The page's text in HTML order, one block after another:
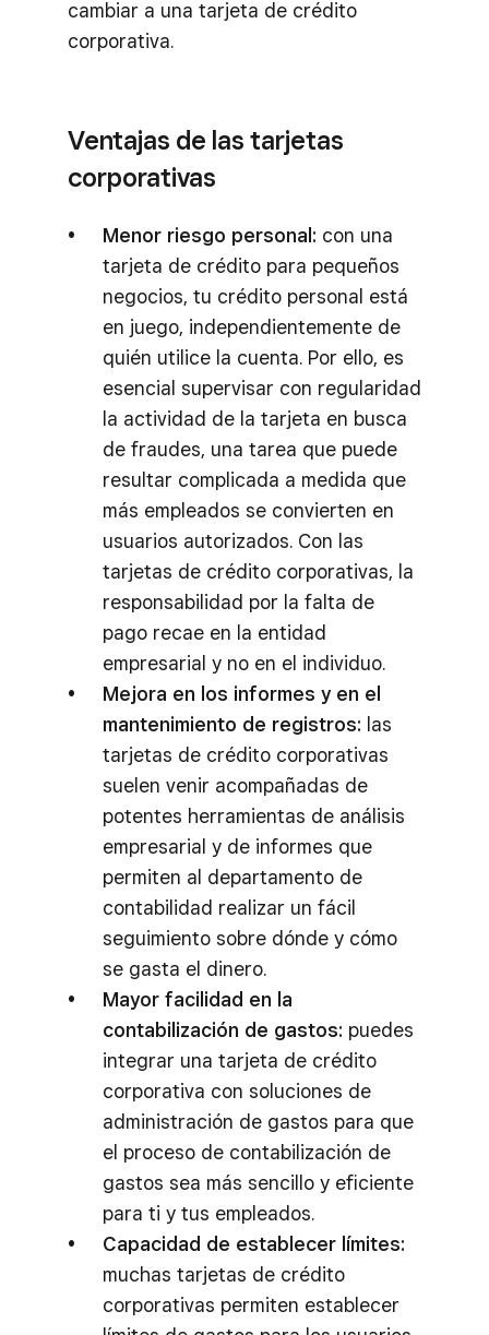
cambiar a una tarjeta de crédito
corporativa.
Ventajas de las tarjetas
corporativas
Menor riesgo personal: con una
tarjeta de crédito para pequeños
negocios, tu crédito personal está
en juego, independientemente de
quién utilice la cuenta. Por ello, es
esencial supervisar con regularidad
la actividad de la tarjeta en busca
de fraudes, una tarea que puede
resultar complicada a medida que
más empleados se convierten en
usuarios autorizados. Con las
tarjetas de crédito corporativas, la
responsabilidad por la falta de
pago recae en la entidad
empresarial y no en el individuo.
Mejora en los informes y en el
mantenimiento de registros: las
tarjetas de crédito corporativas
suelen venir acompañadas de
potentes herramientas de análisis
empresarial y de informes que
permiten al departamento de
contabilidad realizar un fácil
seguimiento sobre dónde y cómo
se gasta el dinero.
Mayor facilidad en la
contabilización de gastos: puedes
integrar una tarjeta de crédito
corporativa con soluciones de
administración de gastos para que
el proceso de contabilización de
gastos sea más sencillo y eficiente
para ti y tus empleados.
Capacidad de establecer límites:
muchas tarjetas de crédito
corporativas permiten establecer